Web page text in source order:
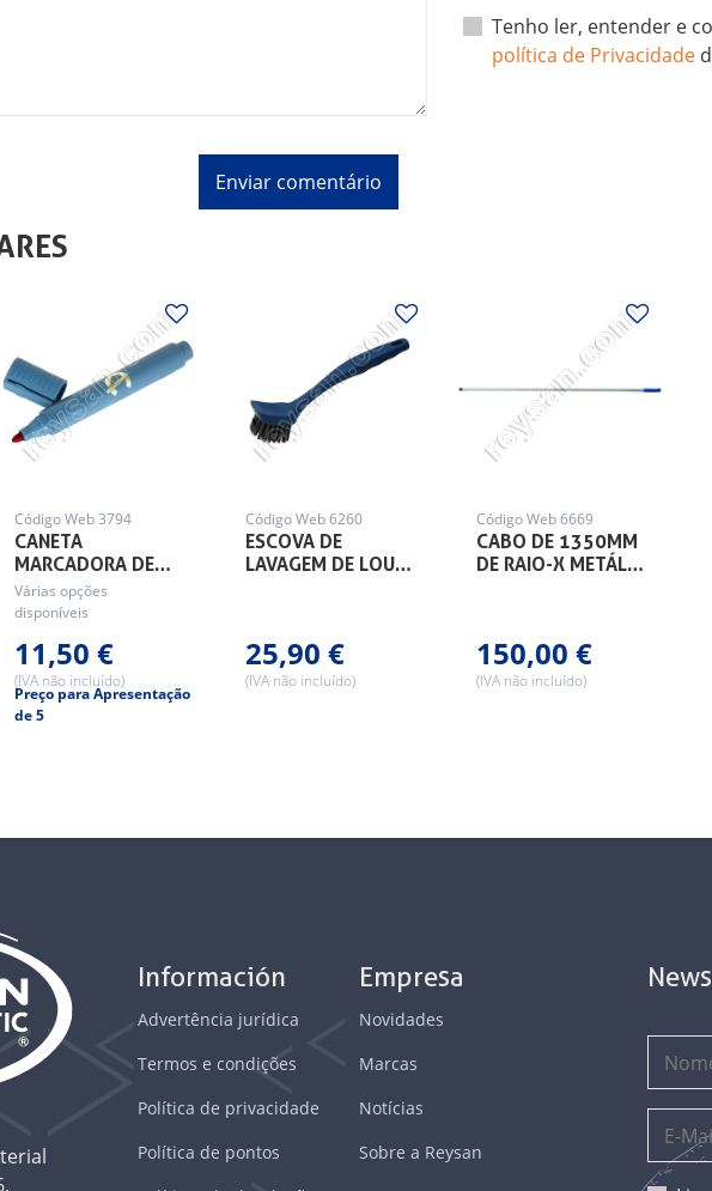
Tenho ler, entender e
política de Privacidade
CANETA
MARCADORA DE…
Código Web 3794
Várias opções
disponíveis
11,50 €
(IVA não incluído)
Preço para Apresentação
de 5
ESCOVA DE
LAVAGEM DE LOU…
Código Web 6260
25,90 €
(IVA não incluído)
CABO DE 1350MM
DE RAIO-X METÁL…
Código Web 6669
150,00 €
(IVA não incluído)
Información
Advertência jurídica
Termos e condições
Política de privacidade
Política de pontos
Empresa
Novidades
Marcas
Notícias
Sobre a Reysan